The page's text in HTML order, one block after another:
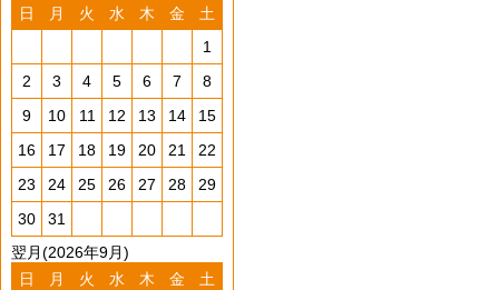
日
月 火 水 木 金
土
1
2
3 4 5 6 7
8
9
10 11 12 13 14
15
16
17 18 19 20 21
22
23
24 25 26 27 28
29
30
31
翌月(2026年9月)
日
月 火 水 木 金
土